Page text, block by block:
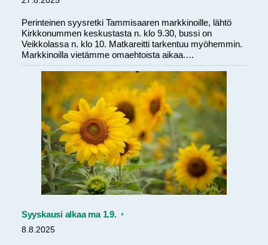
Perinteinen syysretki Tammisaaren markkinoille, lähtö
Kirkkonummen keskustasta n. klo 9.30, bussi on
Veikkolassa n. klo 10. Matkareitti tarkentuu myöhemmin.
Markkinoilla vietämme omaehtoista aikaa.…
Syyskausi alkaa ma 1.9.
8.8.2025